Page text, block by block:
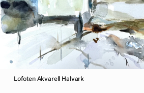
Lofoten Akvarell Halvark